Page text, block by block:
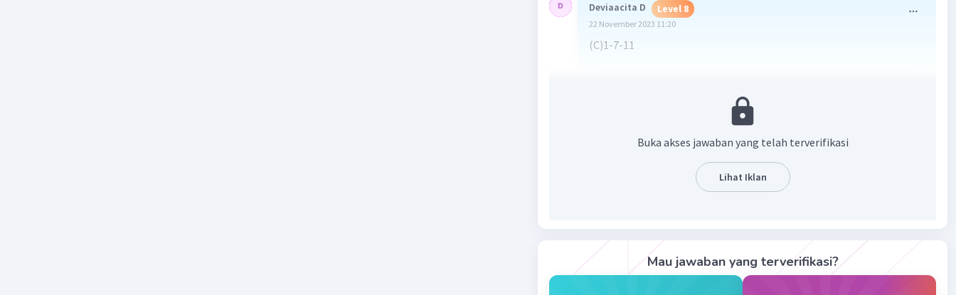
Deviaacita D Level 8
22 November 2023 11:20
(C)1-7-11
24 November 2023 11:29Buka akses jawaban yang telah terverifikasi
Lihat Iklan
Mau jawaban yang terverifikasi?